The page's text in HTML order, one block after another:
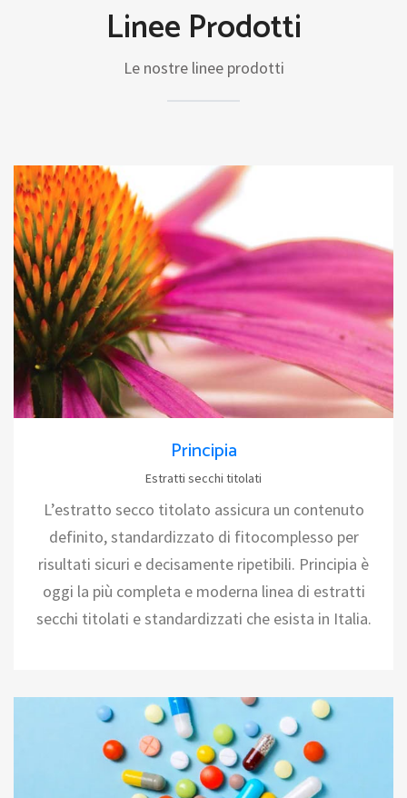
Linee Prodotti
Le nostre linee prodotti
Principia
Estratti secchi titolati
L’estratto secco titolato assicura un contenuto
definito, standardizzato di fitocomplesso per
risultati sicuri e decisamente ripetibili. Principia è
oggi la più completa e moderna linea di estratti
secchi titolati e standardizzati che esista in Italia.